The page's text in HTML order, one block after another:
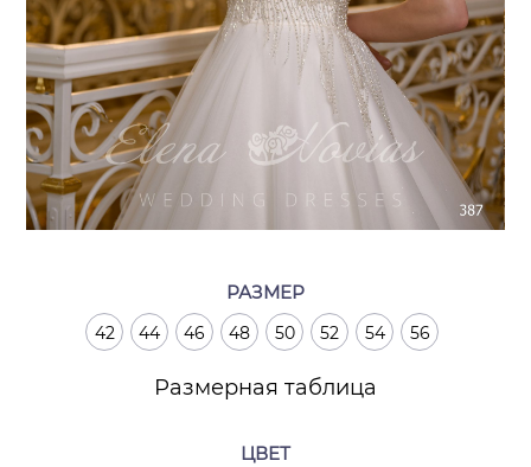
РАЗМЕР
42 44 46 48 50 52 54 56
Размерная таблица
ЦВЕТ